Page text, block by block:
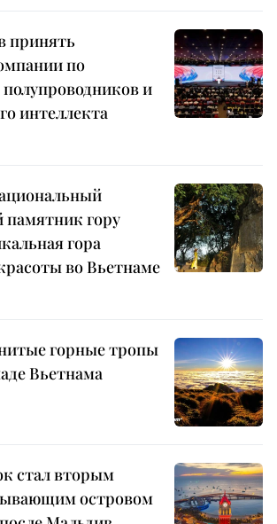
принять
по
и
интеллекта
памятник гору
гора
во Вьетнаме
горные тропы
Вьетнама
стал вторым
островом